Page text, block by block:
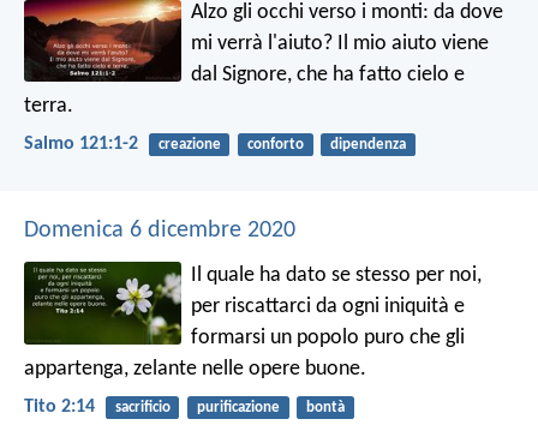
Alzo gli occhi verso i monti: da dove
mi verrà l'aiuto? Il mio aiuto viene
dal Signore, che ha fatto cielo e
terra.
Salmo 121:1-2 creazione conforto dipendenza
Domenica 6 dicembre 2020
Il quale ha dato se stesso per noi,
per riscattarci da ogni iniquità e
formarsi un popolo puro che gli
appartenga, zelante nelle opere buone.
Tito 2:14 sacrificio purificazione bontà